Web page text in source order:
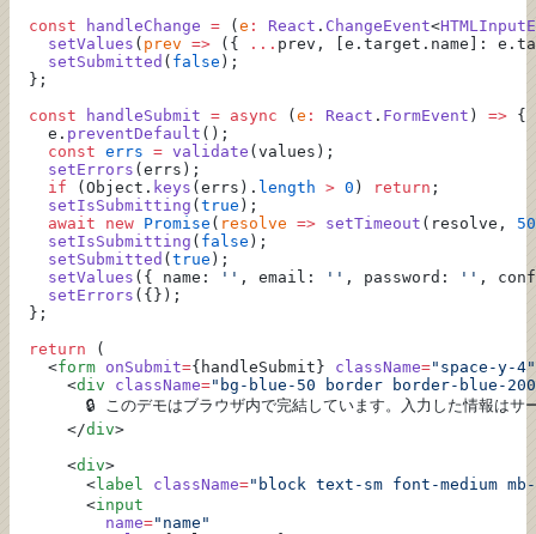
  const
handleChange = ( e : React . ChangeEvent<
    setValues
( prev => ({ ... prev, [e.target.name]:
    setSubmitted
( false );
  };
  const
handleSubmit = async ( e : React . FormEvent ) => {
    e.
preventDefault ();
    const
errs = validate (values);
    setErrors
(errs);
    if
(Object. keys (errs). length > 0 ) return ;
    setIsSubmitting
( true );
    await
new Promise ( resolve => setTimeout (resolve,
    setIsSubmitting
( false );
    setSubmitted
( true );
    setValues
({ name: '' , email: '' , password: '' ,
    setErrors
({});
  };
  return
(
    <
form onSubmit={handleSubmit} className="space-y-4"
      <
div className="bg-blue-50 border border-blue-
🔒 このデモはブラウザ内で完結しています。入力した情報はサ
      </
div>
      <
div>
        <
label className="block text-sm font-medium
        <
input
          name
="name"